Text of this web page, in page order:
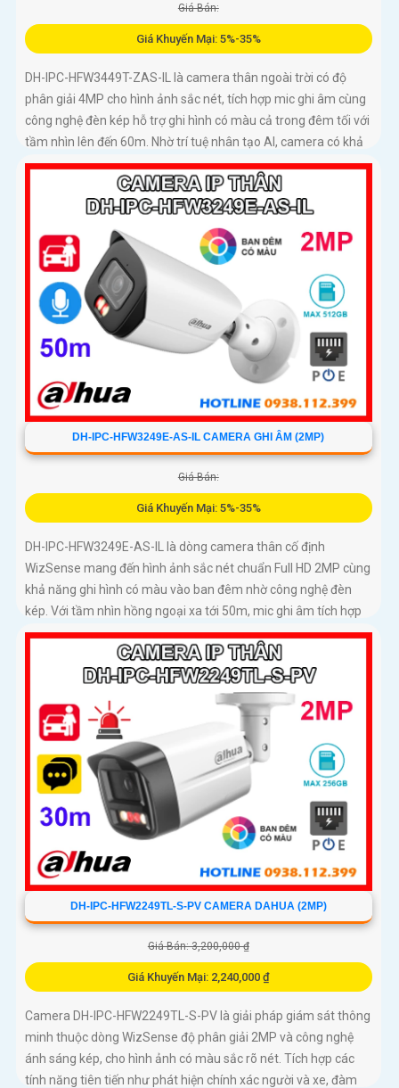
Giá Bán:
Giá Khuyến Mại: 5%-35%
DH-IPC-HFW3449T-ZAS-IL là camera thân ngoài trời có độ
phân giải 4MP cho hình ảnh sắc nét, tích hợp mic ghi âm cùng
công nghệ đèn kép hỗ trợ ghi hình có màu cả trong đêm tối với
tầm nhìn lên đến 60m. Nhờ trí tuệ nhân tạo AI, camera có khả
năng phân biệt chính xác người và phương tiện giảm thiểu
cảnh báo giả nâng cao hiệu quả an ninh hỗ trợ khe cắm thẻ
nhớ 512GB, chuẩn chống nước IP67
DH-IPC-HFW3249E-AS-IL CAMERA GHI ÂM (2MP)
Giá Bán:
Giá Khuyến Mại: 5%-35%
DH-IPC-HFW3249E-AS-IL là dòng camera thân cố định
WizSense mang đến hình ảnh sắc nét chuẩn Full HD 2MP cùng
khả năng ghi hình có màu vào ban đêm nhờ công nghệ đèn
kép. Với tầm nhìn hồng ngoại xa tới 50m, mic ghi âm tích hợp
và khả năng phân biệt chính xác giữa người và xe giúp giám
sát hiệu quả và giảm thiểu cảnh báo giả, hỗ trợ khe thẻ nhớ lên
đến 512GB, chuẩn chống nước IP67 giá rẻ
DH-IPC-HFW2249TL-S-PV CAMERA DAHUA (2MP)
Giá Bán: 3,200,000 ₫
Giá Khuyến Mại: 2,240,000 ₫
Camera DH-IPC-HFW2249TL-S-PV là giải pháp giám sát thông
minh thuộc dòng WizSense độ phân giải 2MP và công nghệ
ánh sáng kép, cho hình ảnh có màu sắc rõ nét. Tích hợp các
tính năng tiên tiến như phát hiện chính xác người và xe, đàm